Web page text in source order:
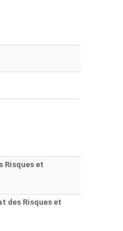
Risques et
des Risques et